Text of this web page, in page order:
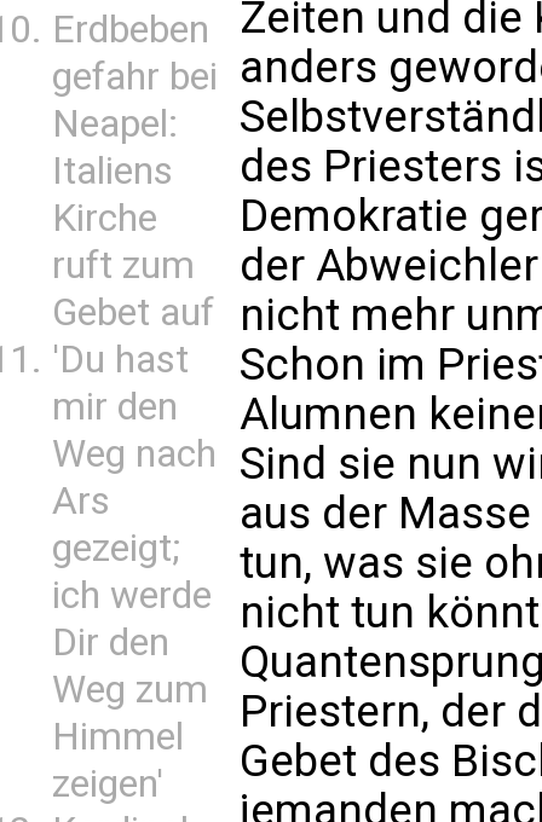
Erdbeben
gefahr bei
Neapel:
Italiens
Kirche
ruft zum
Gebet auf
'Du hast
mir den
Weg nach
Ars
gezeigt;
ich werde
Dir den
Weg zum
Himmel
zeigen'
Zeiten und die
anders
des Priesters
Demokratie
der
nicht mehr
Schon im
Alumnen
Sind sie nun
aus der
tun, was sie
nicht tun
Priestern, der
Gebet des
jemanden